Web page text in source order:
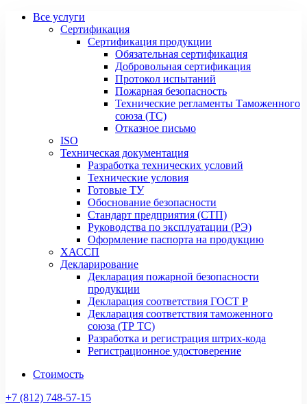
Все услуги
Сертификация
Сертификация продукции
Обязательная сертификация
Добровольная сертификация
Протокол испытаний
Пожарная безопасность
Технические регламенты Таможенного
союза (ТС)
Отказное письмо
ISO
Техническая документация
Разработка технических условий
Технические условия
Готовые ТУ
Обоснование безопасности
Стандарт предприятия (СТП)
Руководства по эксплуатации (РЭ)
Оформление паспорта на продукцию
ХАССП
Декларирование
Декларация пожарной безопасности
продукции
Декларация соответствия ГОСТ Р
Декларация соответствия таможенного
союза (ТР ТС)
Разработка и регистрация штрих-кода
Регистрационное удостоверение
Стоимость
+7 (812) 748-57-15